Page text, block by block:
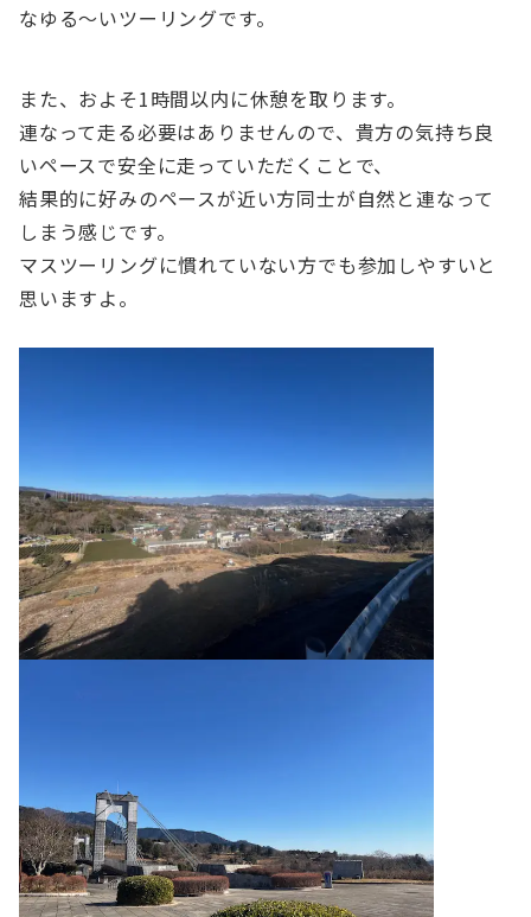
なゆる～いツーリングです。
また、およそ1時間以内に休憩を取ります。
連なって走る必要はありませんので、貴方の気持ち良
いペースで安全に走っていただくことで、
結果的に好みのペースが近い方同士が自然と連なって
しまう感じです。
マスツーリングに慣れていない方でも参加しやすいと
思いますよ。